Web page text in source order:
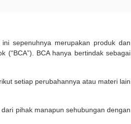
sepenuhnya merupakan produk dan
(“BCA”). BCA hanya bertindak sebagai
setiap perubahannya atau materi lain
pihak manapun sehubungan dengan